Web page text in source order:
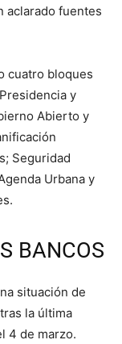
aclarado fuentes
cuatro bloques
y
Abierto y
Seguridad
Urbana y
BANCOS
situación de
la última
4 de marzo.